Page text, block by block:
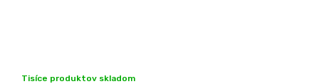
Tisíce produktov skladom